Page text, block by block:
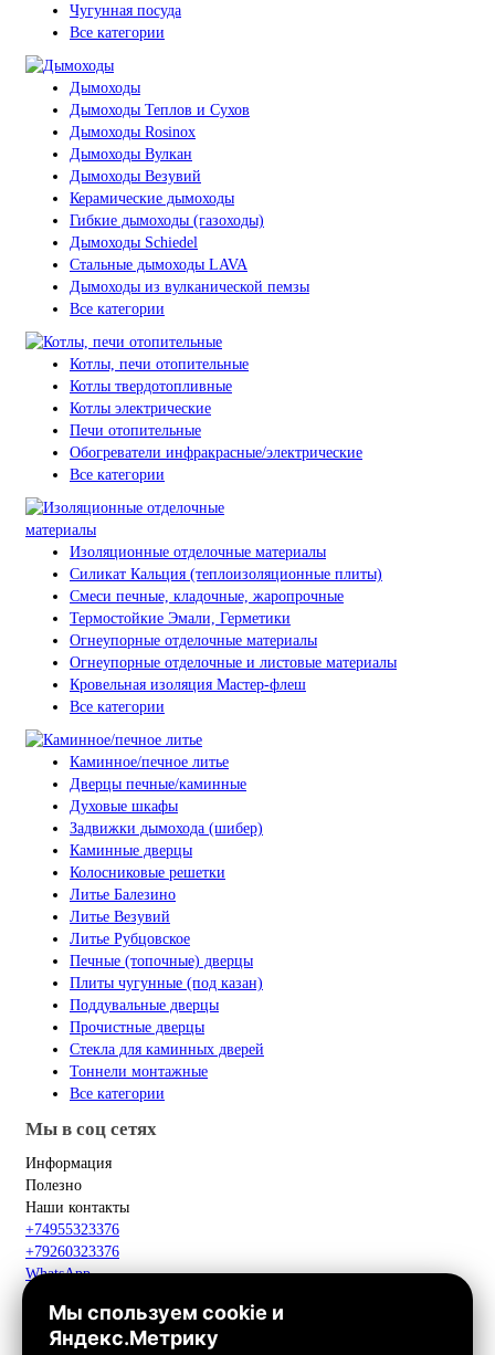
Чугунная посуда
Все категории
Дымоходы
Дымоходы Теплов и Сухов
Дымоходы Rosinox
Дымоходы Вулкан
Дымоходы Везувий
Керамические дымоходы
Гибкие дымоходы (газоходы)
Дымоходы Schiedel
Стальные дымоходы LAVA
Дымоходы из вулканической пемзы
Все категории
Котлы, печи отопительные
Котлы твердотопливные
Котлы электрические
Печи отопительные
Обогреватели инфракрасные/электрические
Все категории
Изоляционные отделочные материалы
Силикат Кальция (теплоизоляционные плиты)
Смеси печные, кладочные, жаропрочные
Термостойкие Эмали, Герметики
Огнеупорные отделочные материалы
Огнеупорные отделочные и листовые материалы
Кровельная изоляция Мастер-флеш
Все категории
Каминное/печное литье
Дверцы печные/каминные
Духовые шкафы
Задвижки дымохода (шибер)
Каминные дверцы
Колосниковые решетки
Литье Балезино
Литье Везувий
Литье Рубцовское
Печные (топочные) дверцы
Плиты чугунные (под казан)
Поддувальные дверцы
Прочистные дверцы
Стекла для каминных дверей
Тоннели монтажные
Все категории
Мы в соц сетях
Информация
Полезно
Наши контакты
+74955323376
+79260323376
WhatsApp
Макс
info@fox-kamin.ru
Мы спользуем cookie и
Яндекс.Метрику